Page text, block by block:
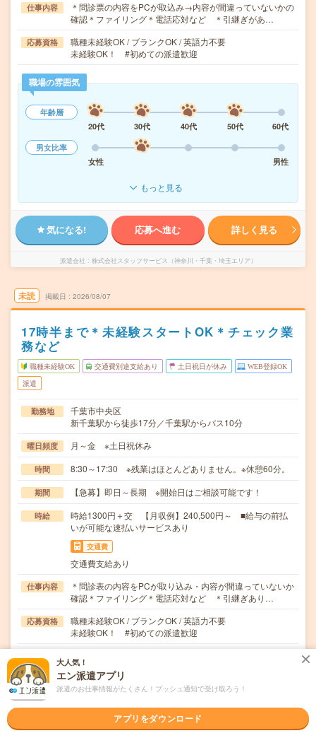
仕事内容
＊問診票の内容をPCが取込み→内容が間違っていないかの
確認＊ファイリング＊電話応対など ＊引継ぎがあ…
応募資格
職種未経験OK / ブランクOK / 英語力不要
未経験OK！ #初めての派遣歓迎
職場の雰囲気
年齢層
20代
30代 40代 50代
60代
男女比率
女性
男性
もっと見る
気になる! 応募へ進む 詳しく見る
派遣会社 株式会社スタッフサービス（神奈川・千葉・埼玉エリア）
未読 掲載日 2026/08/07
17時半まで＊未経験スタートOK＊チェック業
務など
職種未経験OK 交通費別途支給あり 土日祝日が休み WEB登録OK
派遣
勤務地
千葉市中央区
新千葉駅から徒歩17分／千葉駅からバス10分
曜日頻度 月～金 ※土日祝休み
時間 8:30～17:30 ※残業はほとんどありません。※休憩60分。
期間 【急募】即日～長期 ※開始日はご相談可能です！
時給
時給1300円＋交 【月収例】240,500円～ ■給与の前払
いが可能な速払いサービスあり
交通費
交通費支給あり
仕事内容
＊問診表の内容をPCが取り込み・内容が間違っていないか
確認＊ファイリング＊電話応対など ＊引継ぎあり…
応募資格
職種未経験OK / ブランクOK / 英語力不要
未経験OK！ #初めての派遣歓迎
職場の雰囲気
年齢層
20代
30代 40代 50代
60代
男女比率
大人気！
エン派遣アプリ
派遣のお仕事情報がたくさん！プッシュ通知で受け取ろう！
アプリをダウンロード